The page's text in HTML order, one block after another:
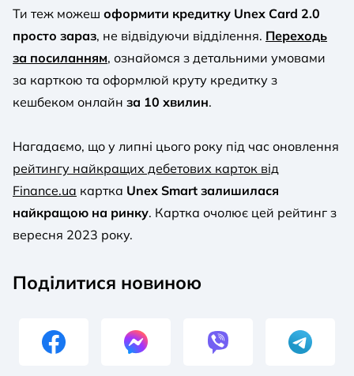
Ти теж можеш оформити кредитку Unex Card 2.0
просто зараз, не відвідуючи відділення. Переходь
за посиланням, ознайомся з детальними умовами
за карткою та оформлюй круту кредитку з
кешбеком онлайн за 10 хвилин.
Нагадаємо, що у липні цього року під час оновлення
рейтингу найкращих дебетових карток від
Finance.ua картка Unex Smart залишилася
найкращою на ринку. Картка очолює цей рейтинг з
вересня 2023 року.
Поділитися новиною